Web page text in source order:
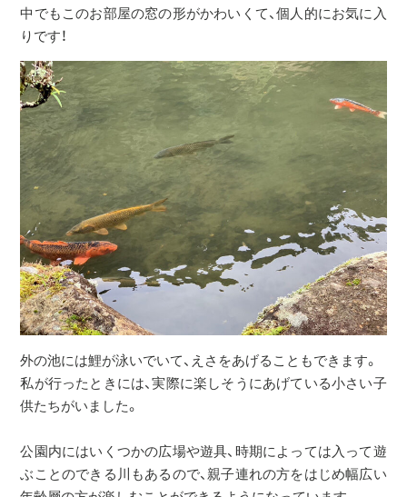
中でもこのお部屋の窓の形がかわいくて、個人的にお気に入
りです！
外の池には鯉が泳いでいて、えさをあげることもできます。
私が行ったときには、実際に楽しそうにあげている小さい子
供たちがいました。
公園内にはいくつかの広場や遊具、時期によっては入って遊
ぶことのできる川もあるので、親子連れの方をはじめ幅広い